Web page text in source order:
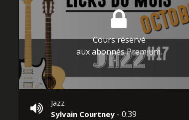
Cours réservé
aux abonnés Premium.
Jazz
Sylvain Courtney - 0:39